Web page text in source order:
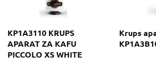
KP1A3110 KRUPS
APARAT ZA KAFU
PICCOLO XS WHITE
Krups